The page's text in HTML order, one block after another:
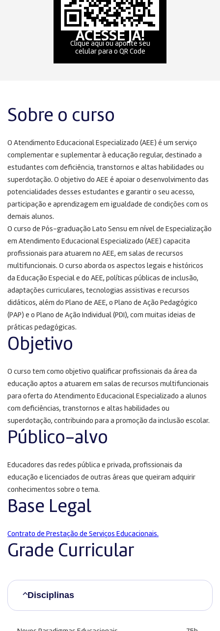
Sobre o curso
O Atendimento Educacional Especializado (AEE) é um serviço
complementar e suplementar à educação regular, destinado a
estudantes com deficiência, transtornos e altas habilidades ou
superdotação. O objetivo do AEE é apoiar o desenvolvimento das
potencialidades desses estudantes e garantir o seu acesso,
participação e aprendizagem em igualdade de condições com os
demais alunos.
O curso de Pós-graduação Lato Sensu em nível de Especialização
em Atendimento Educacional Especializado (AEE) capacita
profissionais para atuarem no AEE, em salas de recursos
multifuncionais. O curso aborda os aspectos legais e históricos
da Educação Especial e do AEE, políticas públicas de inclusão,
adaptações curriculares, tecnologias assistivas e recursos
didáticos, além do Plano de AEE, o Plano de Ação Pedagógico
(PAP) e o Plano de Ação Individual (PDI), com muitas ideias de
práticas pedagógicas.
Objetivo
O curso tem como objetivo qualificar profissionais da área da
educação aptos a atuarem em salas de recursos multifuncionais
para oferta do Atendimento Educacional Especializado a alunos
com deficiências, transtornos e altas habilidades ou
superdotação, contribuindo para a promoção da inclusão escolar.
Público-alvo
Educadores das redes pública e privada, profissionais da
educação e licenciados de outras áreas que queiram adquirir
conhecimentos sobre o tema.
Base Legal
Contrato de Prestação de Serviços Educacionais.
Grade Curricular
Disciplinas
ACESSE JÁ!
Clique aqui ou aponte seu
celular para o QR Code